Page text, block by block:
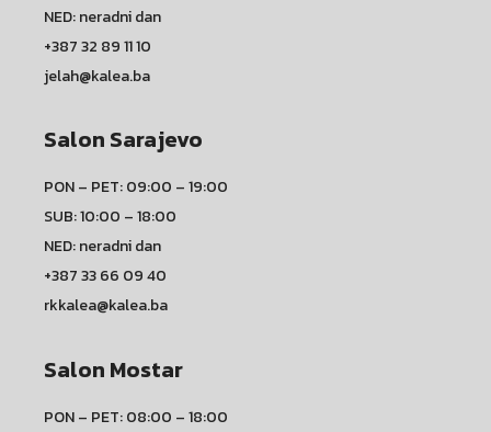
NED: neradni dan
+387 32 89 11 10
jelah@kalea.ba
Salon Sarajevo
PON – PET: 09:00 – 19:00
SUB: 10:00 – 18:00
NED: neradni dan
+387 33 66 09 40
rkkalea@kalea.ba
Salon Mostar
PON – PET: 08:00 – 18:00